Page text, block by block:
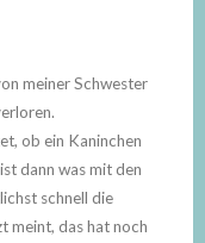
meiner Schwester
ob ein Kaninchen
dann was mit den
schnell die
meint, das hat noch